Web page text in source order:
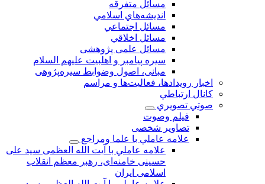
مسائل متفرقه
انديشه‌هاي اسلامي
مسائل اجتماعي
مسائل اخلاقي
مسائل علمی پژوهشی
سيره پيامبر و اهلبيت علیهم السلام
مبانی، اصول وضوابط سيره‌پژوهی
اخبار رويدادها، فعاليت‌ها و مراسم
كانال ارتباطي
صوتي تصويري
فیلم وصوت
تصاویر شخصی
علامه عاملي با علما ومراجع
علامه عاملي با آیت الله العظمی سید علی
حسینی خامنه‌ای، رهبر معظم انقلاب
اسلامی ایران